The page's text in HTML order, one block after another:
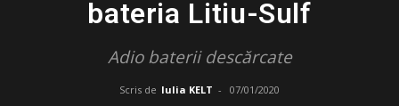
bateria Litiu-Sulf
Adio baterii descărcate
Scris de Iulia KELT - 07/01/2020